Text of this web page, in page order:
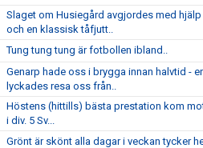
Slaget om Husiegård avgjordes med hjälp
och en klassisk tåfjutt..
Tung tung tung är fotbollen ibland..
Genarp hade oss i brygga innan halvtid -
lyckades resa oss från..
Höstens (hittills) bästa prestation kom
i div. 5 Sv...
Grönt är skönt alla dagar i veckan tycker